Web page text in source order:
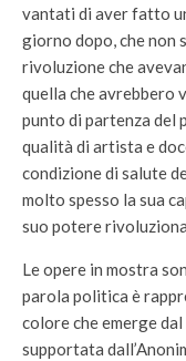
vantati di aver fatto
giorno dopo, che non
rivoluzione che
quella che avrebbero
punto di partenza del
qualità di artista e
condizione di salute
molto spesso la sua
suo potere
Le opere in mostra
parola politica è
colore che emerge
supportata